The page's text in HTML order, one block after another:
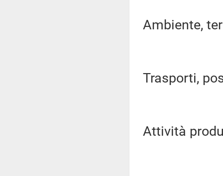
Ambiente,
Trasporti,
Attività